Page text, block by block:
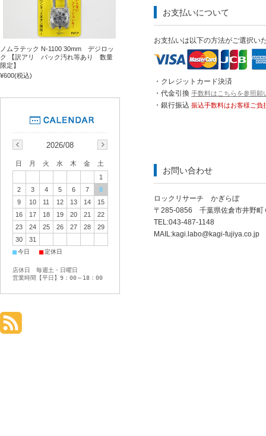
お支払いについて
お支払いは以下の方法がご選択い
・クレジットカード決済
・代金引換 手数料はこちらを参照願
・銀行振込 振込手数料はお客様ご負
お問い合わせ
ロックリサーチ かぎらぼ
〒285-0856 千葉県佐倉市井野町
TEL:043-487-1148
MAIL:kagi.labo@kagi-fujiya.co.jp
ノムラテック N-1100 30mm デジロッ
ク 【訳アリ パック汚れ等あり 数量
限定】
¥600(税込)
2026/08
日 月 火 水 木 金
土
1
2
3 4 5 6 7
8
9
10 11 12 13 14
15
16
17 18 19 20 21
22
23
24 25 26 27 28
29
30
31
■今日 ■定休日
店休日 毎週土・日曜日
営業時間【平日】9：00～18：00